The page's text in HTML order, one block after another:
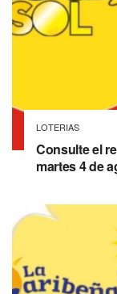
LOTERIAS
Consulte el
martes 4 de